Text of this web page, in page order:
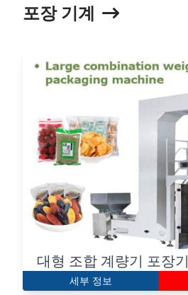
포장 기계
대형 조합 계량기 포장기
세부 정보